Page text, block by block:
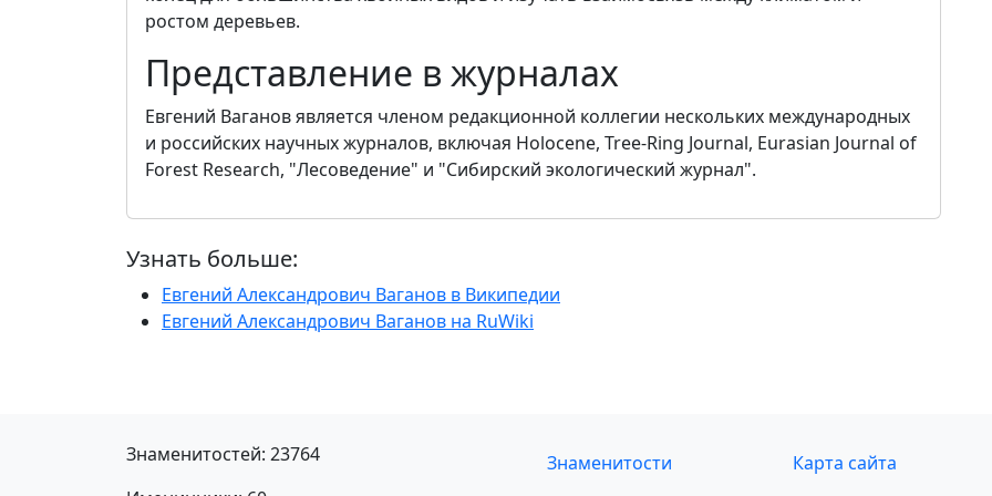
ростом деревьев.
Представление в журналах
Евгений Ваганов является членом редакционной коллегии нескольких международных
и российских научных журналов, включая Holocene, Tree-Ring Journal, Eurasian Journal of
Forest Research, "Лесоведение" и "Сибирский экологический журнал".
Узнать больше:
Евгений Александрович Ваганов в Википедии
Евгений Александрович Ваганов на RuWiki
Знаменитостей: 23764
Знаменитости
Карта сайта